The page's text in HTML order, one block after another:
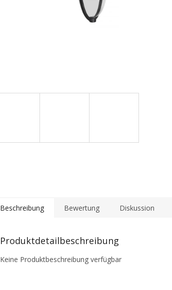
Beschreibung Bewertung Diskussion
Produktdetailbeschreibung
Keine Produktbeschreibung verfügbar